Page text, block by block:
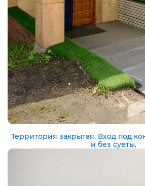
Территория закрытая. Вход под
и без суеты.